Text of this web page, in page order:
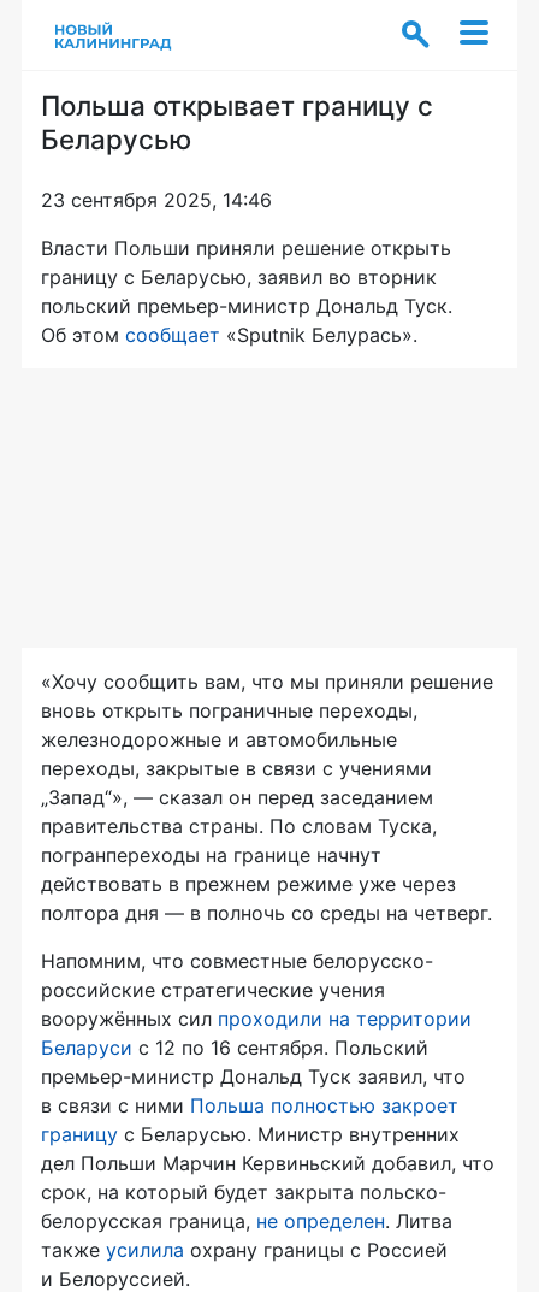
Польша открывает границу с
Беларусью
23 сентября 2025, 14:46
Власти Польши приняли решение открыть
границу с Беларусью, заявил во вторник
польский премьер-министр Дональд Туск.
Об этом сообщает «Sputnik Белурась».
«Хочу сообщить вам, что мы приняли решение
вновь открыть пограничные переходы,
железнодорожные и автомобильные
переходы, закрытые в связи с учениями
„Запад“», — сказал он перед заседанием
правительства страны. По словам Туска,
погранпереходы на границе начнут
действовать в прежнем режиме уже через
полтора дня — в полночь со среды на четверг.
Напомним, что совместные белорусско-
российские стратегические учения
вооружённых сил проходили на территории
Беларуси с 12 по 16 сентября. Польский
премьер-министр Дональд Туск заявил, что
в связи с ними Польша полностью закроет
границу с Беларусью. Министр внутренних
дел Польши Марчин Кервиньский добавил, что
срок, на который будет закрыта польско-
белорусская граница, не определен. Литва
также усилила охрану границы с Россией
и Белоруссией.